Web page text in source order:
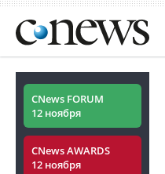
CNews FORUM
12 ноября
CNews AWARDS
12 ноября